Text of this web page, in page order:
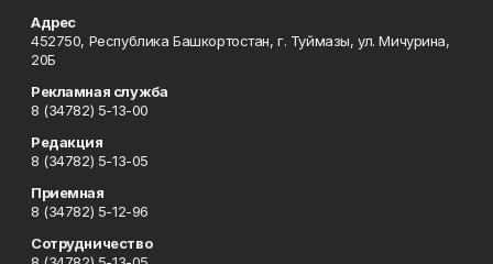
Адрес
452750, Республика Башкортостан, г. Туймазы, ул. Мичурина,
20Б
Рекламная служба
8 (34782) 5-13-00
Редакция
8 (34782) 5-13-05
Приемная
8 (34782) 5-12-96
Сотрудничество